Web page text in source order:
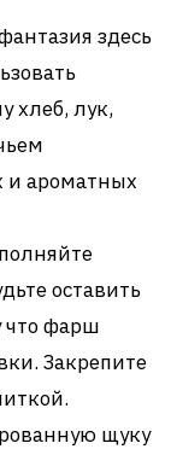
здесь
хлеб, лук,
и ароматных
оставить
что фарш
Закрепите
щуку